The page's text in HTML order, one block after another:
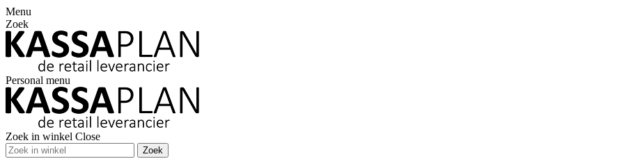
Menu
Zoek
Personal menu
Zoek in winkel Close
Zoek